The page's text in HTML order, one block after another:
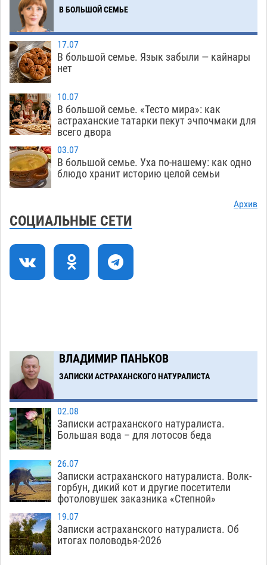
13:50
Мэрия Астрахани переводит городские
зеленые зоны на автоматический полив
13:13
Скончался второй ребенок после пожара в
Астрахани
12:49
Астраханские гандболисты с крупной победы
стартовали на Всероссийской Спартакиаде
12:16
В астраханском селе невестка изрешетила
машину свекрови
06.08
нелегалов прямым рейсом из Шереметьево
11:08 Как астраханцы назвали своих детей в июле
Загрузить еще
В БОЛЬШОЙ СЕМЬЕ
17.07
В большой семье. Язык забыли — кайнары
нет
10.07
В большой семье. «Тесто мира»: как
астраханские татарки пекут эчпочмаки для
всего двора
03.07
В большой семье. Уха по-нашему: как одно
блюдо хранит историю целой семьи
Архив
СОЦИАЛЬНЫЕ СЕТИ
ВЛАДИМИР ПАНЬКОВ
ЗАПИСКИ АСТРАХАНСКОГО НАТУРАЛИСТА
02.08
Записки астраханского натуралиста.
Большая вода – для лотосов беда
26.07
Записки астраханского натуралиста. Волк-
горбун, дикий кот и другие посетители
фотоловушек заказника «Степной»
19.07
Записки астраханского натуралиста. Об
итогах половодья-2026